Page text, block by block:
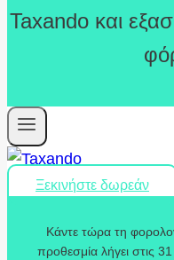
Taxando και
Ξεκινήστε δωρεάν
Κάντε τώρα τη
προθεσμία λήγει στις